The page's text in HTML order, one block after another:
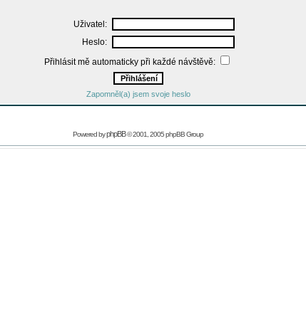
Uživatel:
Heslo:
Přihlásit mě automaticky při každé návštěvě:
Zapomněl(a) jsem svoje heslo
Powered byphpBB© 2001, 2005 phpBB Group